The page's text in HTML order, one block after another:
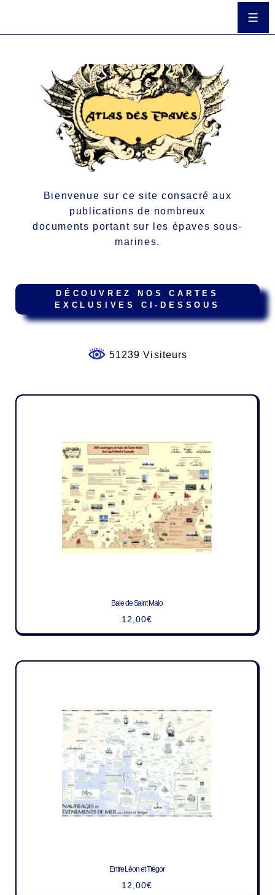
Bienvenue sur ce site consacré aux
publications de nombreux
documents portant sur les épaves sous-
marines.
DÉCOUVREZ NOS CARTES
EXCLUSIVES CI-DESSOUS
51239 Visiteurs
Baie de Saint Malo
12,00€
Entre Léon et Trégor
12,00€